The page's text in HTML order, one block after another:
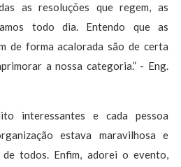
as resoluções que regem, as
todo dia. Entendo que as
de forma acalorada são de certa
a nossa categoria.” - Eng.
interessantes e cada pessoa
estava maravilhosa e
todos. Enfim, adorei o evento,